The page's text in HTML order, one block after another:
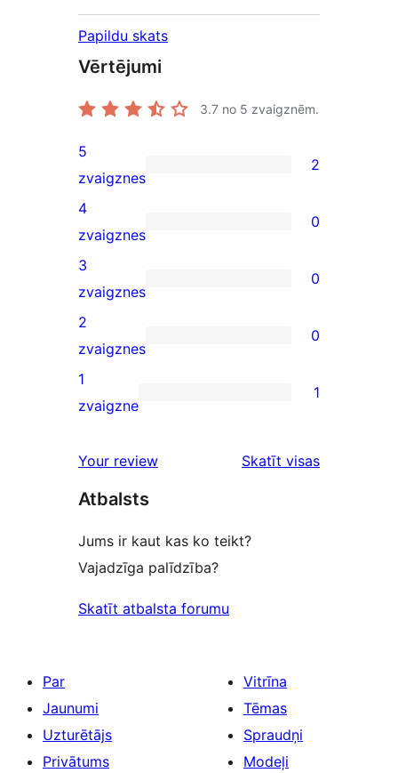
Papildu skats
Vērtējumi
3.7 no 5 zvaigznēm.
2
5-
star
reviews
5
zvaigznes
2
0
4-
star
reviews
4
zvaigznes
0
0
3-
star
reviews
3
zvaigznes
0
0
2-
star
2
zvaigznes
0
1
star
1
zvaigzne
1
Your review Skatīt visasatsauksmes
Atbalsts
Jums ir kaut kas ko teikt?
Vajadzīga palīdzība?
Skatīt atbalsta forumu
Par
Jaunumi
Uzturētājs
Privātums
Vitrīna
Tēmas
Spraudņi
Modeļi